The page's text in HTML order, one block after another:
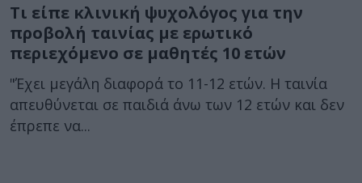
Τι είπε κλινική ψυχολόγος για την
προβολή ταινίας με ερωτικό
περιεχόμενο σε μαθητές 10 ετών
"Έχει μεγάλη διαφορά το 11-12 ετών. Η ταινία
απευθύνεται σε παιδιά άνω των 12 ετών και δεν
έπρεπε να...